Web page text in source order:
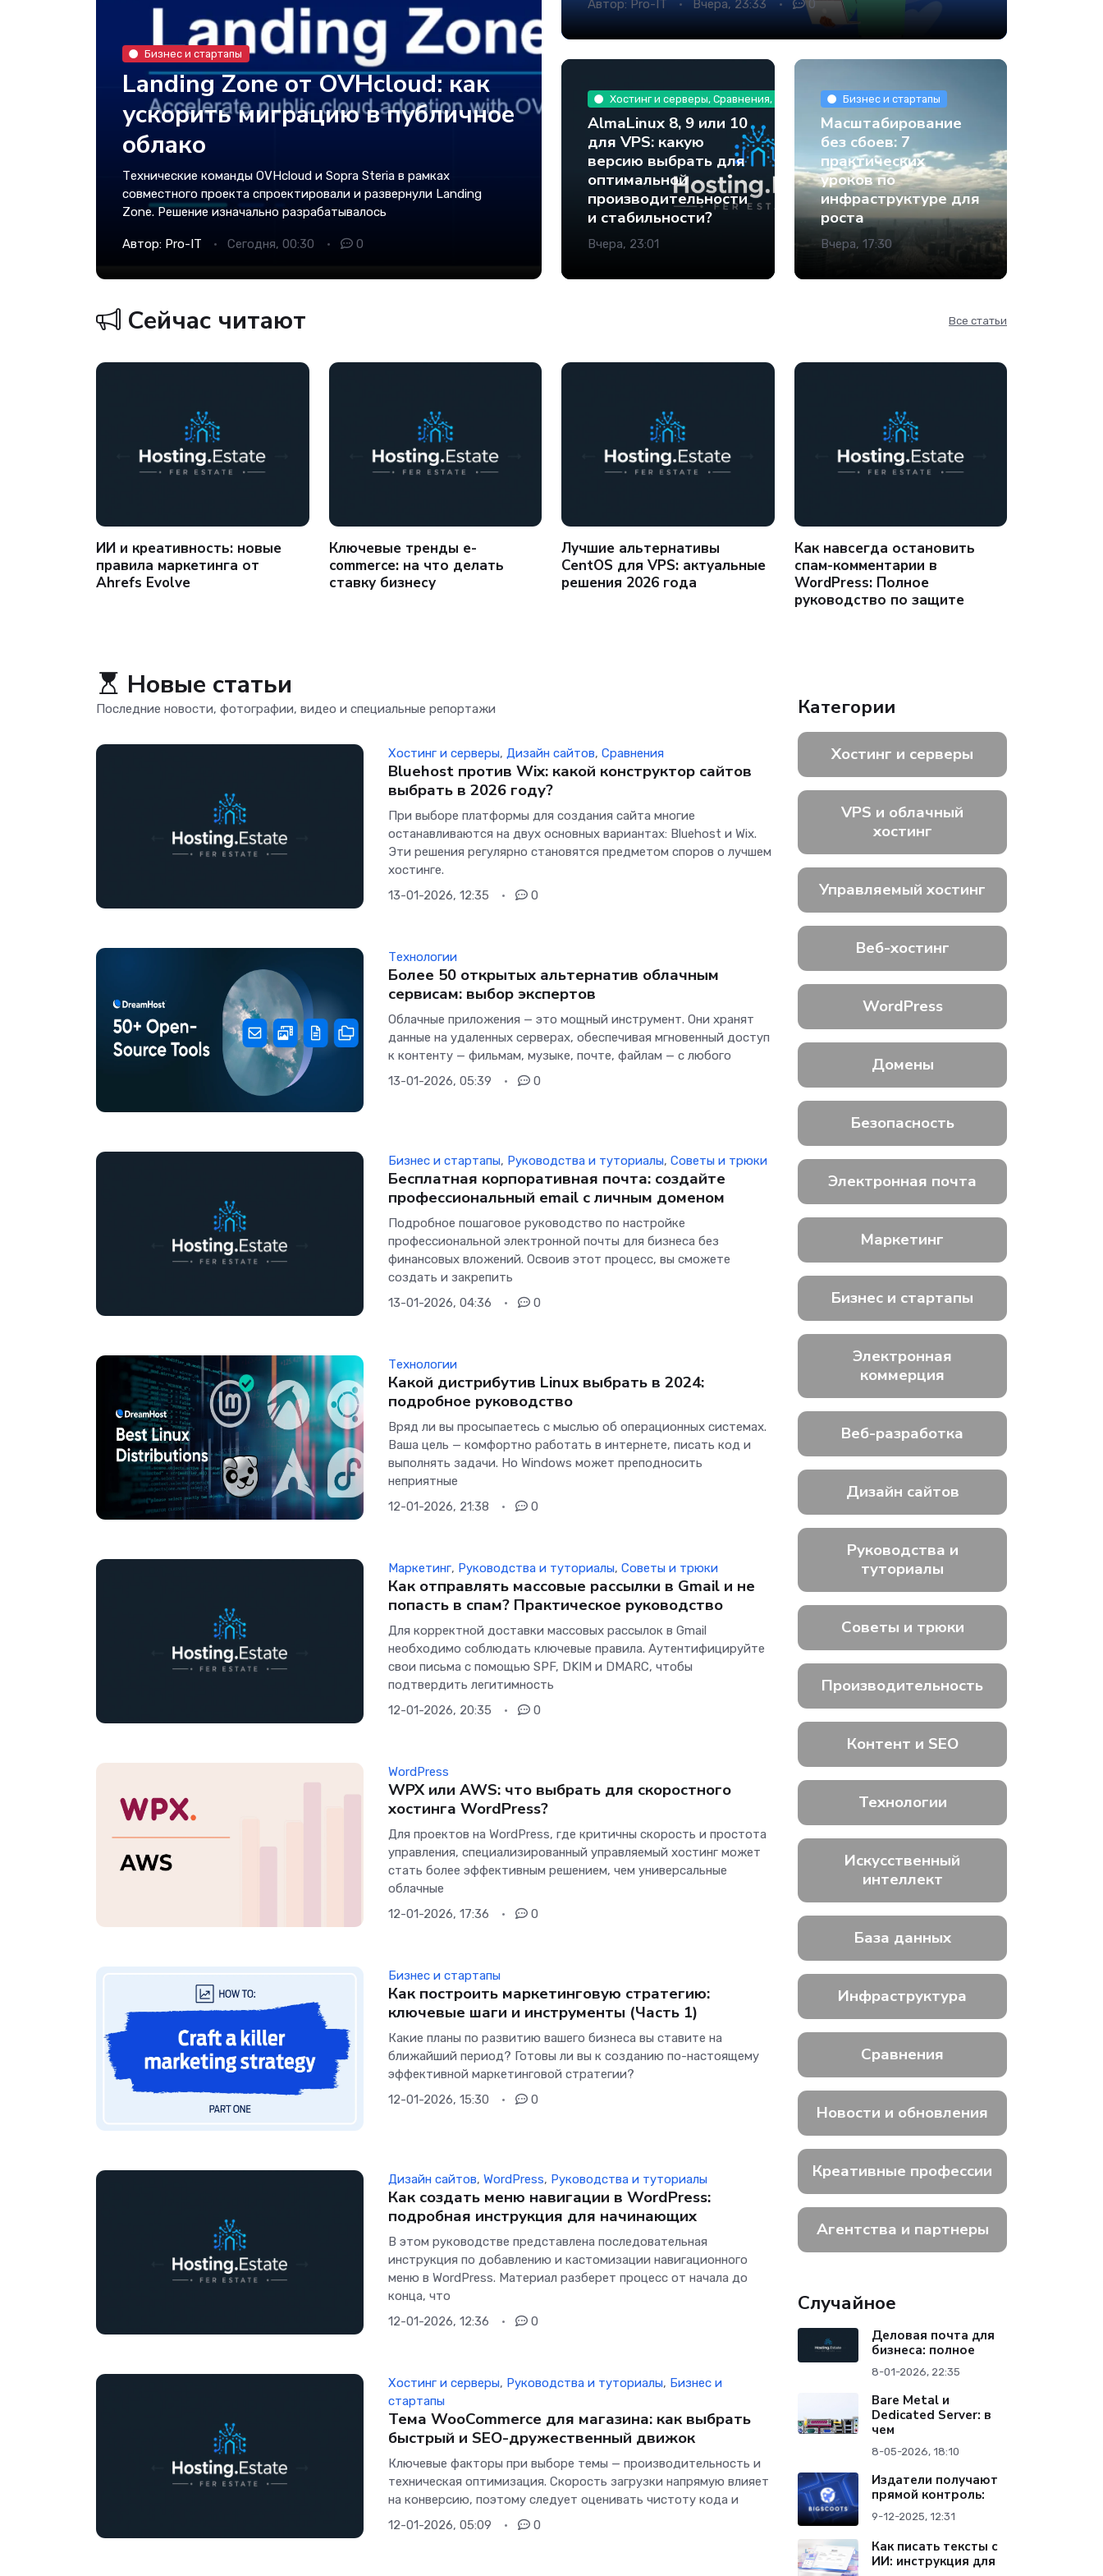
Бизнес и стартапы
Landing Zone от OVHcloud: как
ускорить миграцию в публичное
облако
Технические команды OVHcloud и Sopra Steria в рамках
совместного проекта спроектировали и развернули Landing
Zone. Решение изначально разрабатывалось
Автор: Pro-IT Сегодня, 00:30 0
Автор: Pro-IT Вчера, 23:33 0
Хостинг и серверы, Сравнения, Руководства и туториалы
AlmaLinux 8, 9 или 10
для VPS: какую
версию выбрать для
оптимальной
производительности
и стабильности?
Вчера, 23:01
Бизнес и стартапы
Масштабирование
без сбоев: 7
практических
уроков по
инфраструктуре для
роста
Вчера, 17:30
Сейчас читают Все статьи
ИИ и креативность: новые
правила маркетинга от
Ahrefs Evolve
Ключевые тренды e-
commerce: на что делать
ставку бизнесу
Лучшие альтернативы
CentOS для VPS: актуальные
решения 2026 года
Как навсегда остановить
спам-комментарии в
WordPress: Полное
руководство по защите
Новые статьи
Последние новости, фотографии, видео и специальные репортажи
Хостинг и серверы,Дизайн сайтов,Сравнения
Bluehost против Wix: какой конструктор сайтов
выбрать в 2026 году?
При выборе платформы для создания сайта многие
останавливаются на двух основных вариантах: Bluehost и Wix.
Эти решения регулярно становятся предметом споров о лучшем
хостинге.
13-01-2026, 12:35
0
Технологии
Более 50 открытых альтернатив облачным
сервисам: выбор экспертов
Облачные приложения — это мощный инструмент. Они хранят
данные на удаленных серверах, обеспечивая мгновенный доступ
к контенту — фильмам, музыке, почте, файлам — с любого
13-01-2026, 05:39
0
Бизнес и стартапы, Руководства и туториалы,Советы и трюки
Бесплатная корпоративная почта: создайте
профессиональный email с личным доменом
Подробное пошаговое руководство по настройке
профессиональной электронной почты для бизнеса без
финансовых вложений. Освоив этот процесс, вы сможете
создать и закрепить
13-01-2026, 04:36
0
Технологии
Какой дистрибутив Linux выбрать в 2024:
подробное руководство
Вряд ли вы просыпаетесь с мыслью об операционных системах.
Ваша цель — комфортно работать в интернете, писать код и
выполнять задачи. Но Windows может преподносить
неприятные
12-01-2026, 21:38
0
Маркетинг, Руководства и туториалы,Советы и трюки
Как отправлять массовые рассылки в Gmail и не
попасть в спам? Практическое руководство
Для корректной доставки массовых рассылок в Gmail
необходимо соблюдать ключевые правила. Аутентифицируйте
свои письма с помощью SPF, DKIM и DMARC, чтобы
подтвердить легитимность
12-01-2026, 20:35
0
WordPress
WPX или AWS: что выбрать для скоростного
хостинга WordPress?
Для проектов на WordPress, где критичны скорость и простота
управления, специализированный управляемый хостинг может
стать более эффективным решением, чем универсальные
облачные
12-01-2026, 17:36
0
Бизнес и стартапы
Как построить маркетинговую стратегию:
ключевые шаги и инструменты (Часть 1)
Какие планы по развитию вашего бизнеса вы ставите на
ближайший период? Готовы ли вы к созданию по-настоящему
эффективной маркетинговой стратегии?
12-01-2026, 15:30
0
Дизайн сайтов,WordPress, Руководства и туториалы
Как создать меню навигации в WordPress:
подробная инструкция для начинающих
В этом руководстве представлена последовательная
инструкция по добавлению и кастомизации навигационного
меню в WordPress. Материал разберет процесс от начала до
конца, что
12-01-2026, 12:36
0
Хостинг и серверы, Руководства и туториалы, Бизнес и
стартапы
Тема WooCommerce для магазина: как выбрать
быстрый и SEO-дружественный движок
Ключевые факторы при выборе темы — производительность и
техническая оптимизация. Скорость загрузки напрямую влияет
на конверсию, поэтому следует оценивать чистоту кода и
12-01-2026, 05:09
0
Категории
Хостинг и серверы
VPS и облачный
хостинг
Управляемый хостинг
Веб-хостинг
WordPress
Домены
Безопасность
Электронная почта
Маркетинг
Бизнес и стартапы
Электронная
коммерция
Веб-разработка
Дизайн сайтов
Руководства и
туториалы
Советы и трюки
Производительность
Контент и SEO
Технологии
Искусственный
интеллект
База данных
Инфраструктура
Сравнения
Новости и обновления
Креативные профессии
Агентства и партнеры
Случайное
Деловая почта для
бизнеса: полное
8-01-2026, 22:35
Bare Metal и
Dedicated Server: в
чем
8-05-2026, 18:10
Издатели получают
прямой контроль:
9-12-2025, 12:31
Как писать тексты с
ИИ: инструкция для